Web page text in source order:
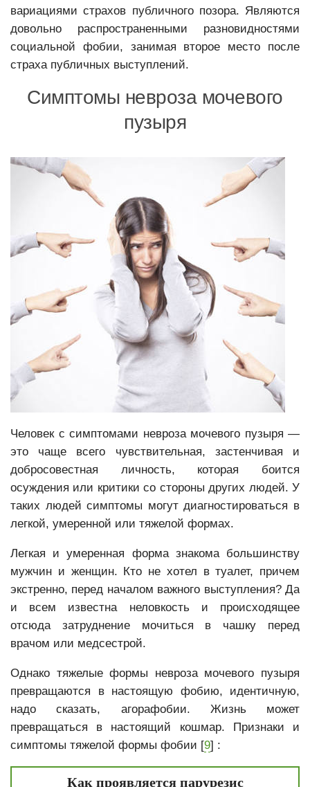
вариациями страхов публичного позора. Являются
довольно распространенными разновидностями
социальной фобии, занимая второе место после
страха публичных выступлений.
Симптомы невроза мочевого
пузыря
Человек с симптомами невроза мочевого пузыря —
это чаще всего чувствительная, застенчивая и
добросовестная личность, которая боится
осуждения или критики со стороны других людей. У
таких людей симптомы могут диагностироваться в
легкой, умеренной или тяжелой формах.
Легкая и умеренная форма знакома большинству
мужчин и женщин. Кто не хотел в туалет, причем
экстренно, перед началом важного выступления? Да
и всем известна неловкость и происходящее
отсюда затруднение мочиться в чашку перед
врачом или медсестрой.
Однако тяжелые формы невроза мочевого пузыря
превращаются в настоящую фобию, идентичную,
надо сказать, агорафобии. Жизнь может
превращаться в настоящий кошмар. Признаки и
симптомы тяжелой формы фобии [9] :
Как проявляется парурезис